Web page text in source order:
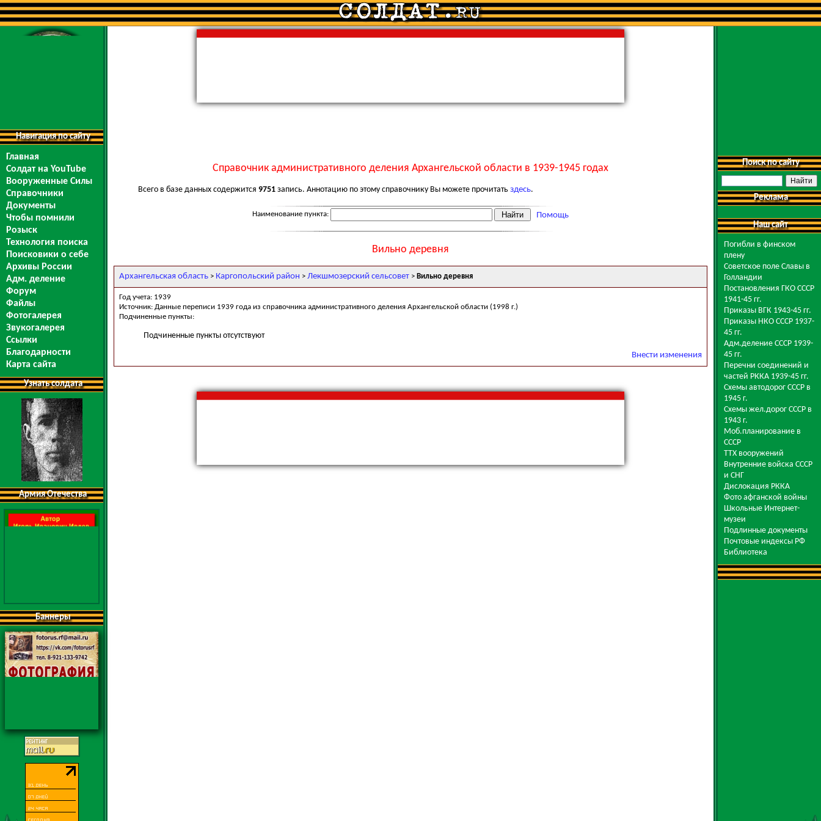
Навигация по сайту
Главная
Солдат на YouTube
Вооруженные Силы
Справочники
Документы
Чтобы помнили
Розыск
Технология поиска
Поисковики о себе
Архивы России
Адм. деление
Форум
Файлы
Фотогалерея
Звукогалерея
Ссылки
Благодарности
Карта сайта
Узнать солдата
Армия Отечества
Баннеры
Справочник административного деления Архангельской области в 1939-1945 годах
Всего в базе данных содержится 9751 запись. Аннотацию по этому справочнику Вы можете прочитать здесь.
Наименование пункта: Помощь
Вильно деревня
Архангельская область > Каргопольский район > Лекшмозерский сельсовет > Вильно деревня
Год учета: 1939
Источник: Данные переписи 1939 года из справочника административного деления Архангельской области (1998 г.)
Подчиненные пункты:
Подчиненные пункты отсутствуют
Внести изменения
Поиск по сайту
Реклама
Наш сайт
Погибли в финском
плену
Советское поле Славы в
Голландии
Постановления ГКО СССР
1941-45 гг.
Приказы ВГК 1943-45 гг.
Приказы НКО СССР 1937-
45 гг.
Адм.деление СССР 1939-
45 гг.
Перечни соединений и
частей РККА 1939-45 гг.
Схемы автодорог СССР в
1945 г.
Схемы жел.дорог СССР в
1943 г.
Моб.планирование в
СССР
ТТХ вооружений
Внутренние войска СССР
и СНГ
Дислокация РККА
Фото афганской войны
Школьные Интернет-
музеи
Подлинные документы
Почтовые индексы РФ
Библиотека